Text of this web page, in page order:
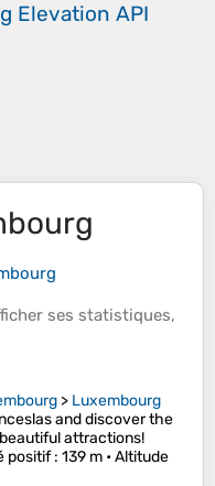
Elevation API
ses statistiques,
> Luxembourg
and discover the
attractions!
positif: 139 m •Altitude